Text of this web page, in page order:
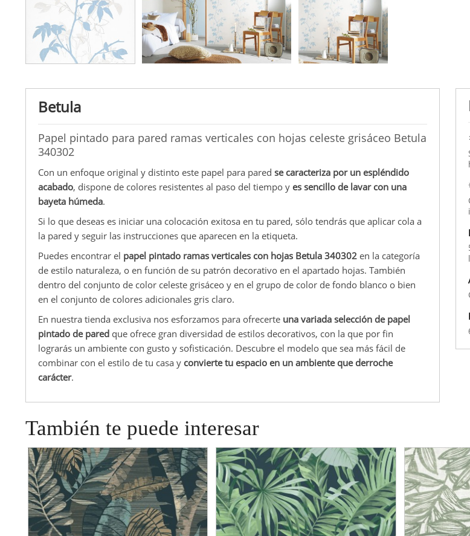
Betula
Papel pintado para pared ramas verticales con hojas celeste grisáceo Betula
340302
Con un enfoque original y distinto este papel para pared se caracteriza por un espléndido
acabado, dispone de colores resistentes al paso del tiempo y es sencillo de lavar con una
bayeta húmeda.
Si lo que deseas es iniciar una colocación exitosa en tu pared, sólo tendrás que aplicar cola a
la pared y seguir las instrucciones que aparecen en la etiqueta.
Puedes encontrar el papel pintado ramas verticales con hojas Betula 340302 en la categoría
de estilo naturaleza, o en función de su patrón decorativo en el apartado hojas. También
dentro del conjunto de color celeste grisáceo y en el grupo de color de fondo blanco o bien
en el conjunto de colores adicionales gris claro.
En nuestra tienda exclusiva nos esforzamos para ofrecerte una variada selección de papel
pintado de pared que ofrece gran diversidad de estilos decorativos, con la que por fin
lograrás un ambiente con gusto y sofisticación. Descubre el modelo que sea más fácil de
combinar con el estilo de tu casa y convierte tu espacio en un ambiente que derroche
carácter.
También te puede interesar